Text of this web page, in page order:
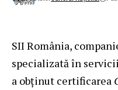
SII România,
specializată în
a obținut certificarea